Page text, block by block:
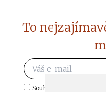
To
Souhlasím s odběrem